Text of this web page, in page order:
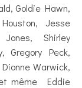
Goldie Hawn,
Jesse
Shirley
Gregory Peck,
Warwick,
même Eddie